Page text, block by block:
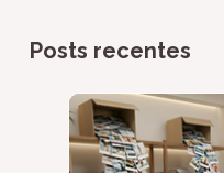
Posts recentes